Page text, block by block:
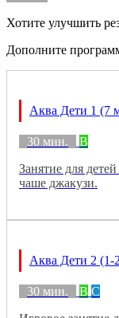
Хотите улучшить
Дополните
Аква Дети 1 (7
30 мин.
B
Занятие для
чаше джакузи.
Аква Дети 2 (1-
30 мин. B C